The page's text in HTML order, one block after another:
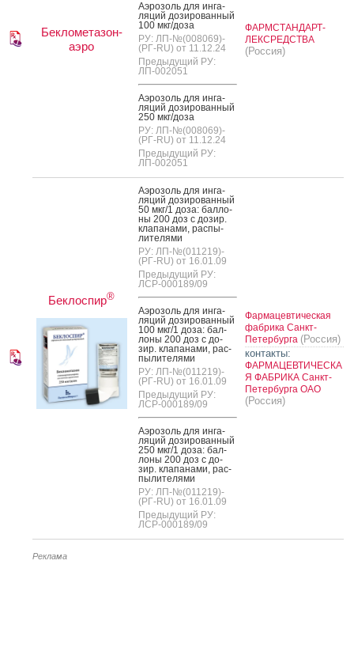
Беклометазон-
аэро
А­эро­золь для ин­га­
ляций до­зиро­ван­ный
100 мкг/до­за
РУ: ЛП-№(008069)-
(РГ-RU) от 11.12.24
Предыдущий РУ:
ЛП-002051
А­эро­золь для ин­га­
ляций до­зиро­ван­ный
250 мкг/до­за
РУ: ЛП-№(008069)-
(РГ-RU) от 11.12.24
Предыдущий РУ:
ЛП-002051
ФАРМСТАНДАРТ-
ЛЕКСРЕДСТВА
(Россия)
Беклоспир®
А­эро­золь для ин­га­
ляций до­зиро­ван­ный
50 мкг/1 до­за: бал­ло­
ны 200 доз с до­зир.
кла­пана­ми, рас­пы­
лите­лями
РУ: ЛП-№(011219)-
(РГ-RU) от 16.01.09
Предыдущий РУ:
ЛСР-000189/09
А­эро­золь для ин­га­
ляций до­зиро­ван­ный
100 мкг/1 до­за: бал­
ло­ны 200 доз с до­
зир. кла­пана­ми, рас­
пы­лите­лями
РУ: ЛП-№(011219)-
(РГ-RU) от 16.01.09
Предыдущий РУ:
ЛСР-000189/09
А­эро­золь для ин­га­
ляций до­зиро­ван­ный
250 мкг/1 до­за: бал­
ло­ны 200 доз с до­
зир. кла­пана­ми, рас­
пы­лите­лями
РУ: ЛП-№(011219)-
(РГ-RU) от 16.01.09
Предыдущий РУ:
ЛСР-000189/09
Фармацевтическая
фабрика Санкт-
Петербурга (Россия)
контакты:
ФАРМАЦЕВТИЧЕСКА
Я ФАБРИКА Санкт-
Петербурга ОАО
(Россия)
Реклама